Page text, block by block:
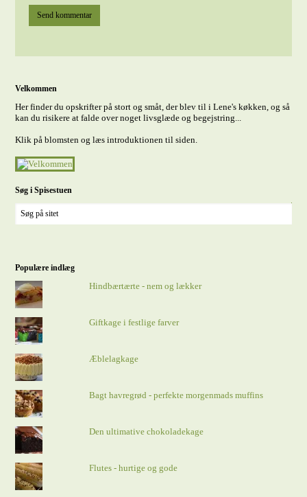
Velkommen
Her finder du opskrifter på stort og småt, der blev til i Lene's køkken, og så
kan du risikere at falde over noget livsglæde og begejstring...
Klik på blomsten og læs introduktionen til siden.
Søg i Spisestuen
Populære indlæg
Hindbærtærte - nem og lækker
Giftkage i festlige farver
Æblelagkage
Bagt havregrød - perfekte morgenmads muffins
Den ultimative chokoladekage
Flutes - hurtige og gode